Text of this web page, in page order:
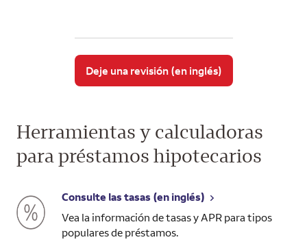
Deje una revisión (en inglés)
Herramientas y calculadoras
para préstamos hipotecarios
Consulte las tasas (en inglés)
Vea la información de tasas y APR para tipos
populares de préstamos.